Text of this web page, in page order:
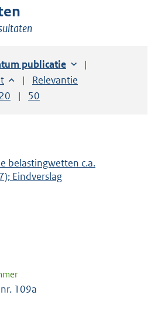
op:
publicatie
Sorteer op:
Relevantie
per pagina
Toon
20 resultaten per pagina
Toon
50
belastingwetten c.a.
Eindverslag
109a